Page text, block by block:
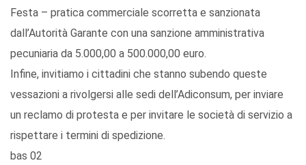
Festa – pratica commerciale scorretta e sanzionata
dall’Autorità Garante con una sanzione amministrativa
pecuniaria da 5.000,00 a 500.000,00 euro.
Infine, invitiamo i cittadini che stanno subendo queste
vessazioni a rivolgersi alle sedi dell’Adiconsum, per inviare
un reclamo di protesta e per invitare le società di servizio a
rispettare i termini di spedizione.
bas 02